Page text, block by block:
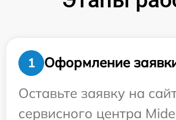
1
Оформление
Оставьте заявку на
сервисного центра